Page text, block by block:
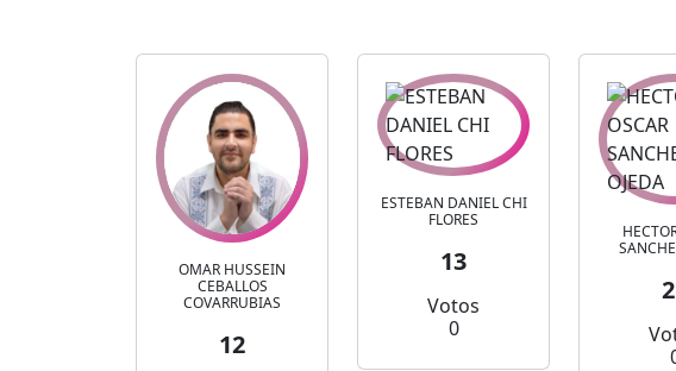
OMAR HUSSEIN
CEBALLOS
COVARRUBIAS
12
ESTEBAN DANIEL CHI
FLORES
13
Votos
0